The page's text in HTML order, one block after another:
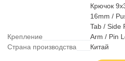
Крепление
Крючок
16mm /
Tab / Side
Arm / Pin
Страна производства
Китай